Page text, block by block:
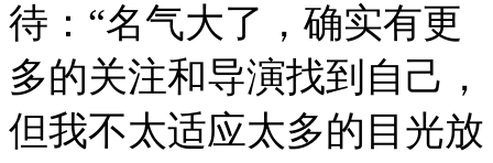
待：“名气大了，确实有更
多的关注和导演找到自己，
但我不太适应太多的目光放